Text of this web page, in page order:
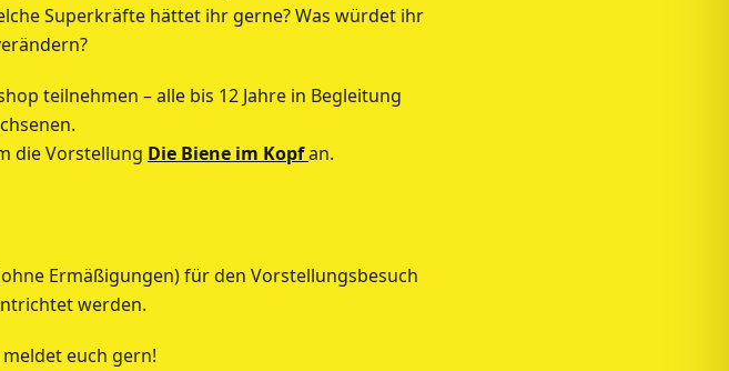
Superkräfte hättet ihr gerne? Was würdet ihr
teilnehmen – alle bis 12 Jahre in Begleitung
die Vorstellung Die Biene im Kopfan.
Ermäßigungen) für den Vorstellungsbesuch
werden.
euch gern!